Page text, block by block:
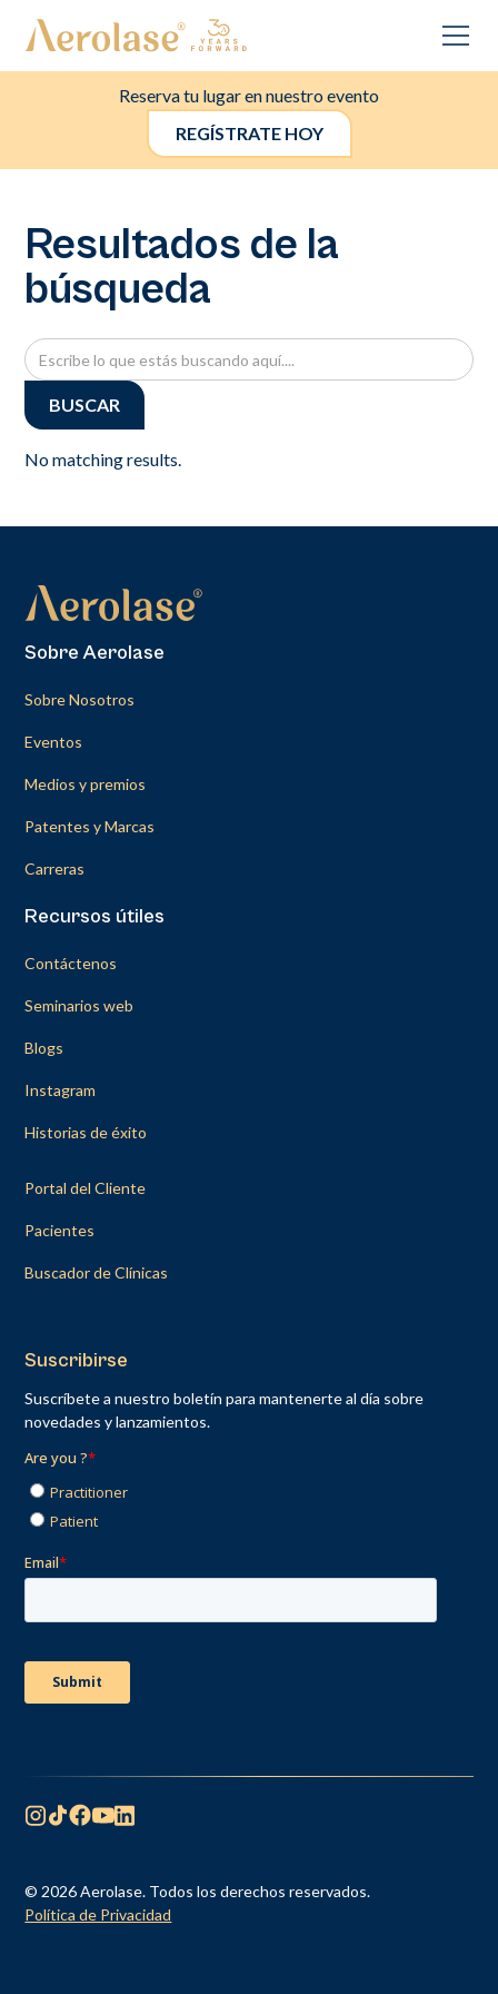
Reserva tu lugar en nuestro evento
REGÍSTRATE HOY
Resultados de la
búsqueda
No matching results.
Sobre Aerolase
Sobre Nosotros
Eventos
Medios y premios
Patentes y Marcas
Carreras
Recursos útiles
Contáctenos
Seminarios web
Blogs
Instagram
Historias de éxito
Portal del Cliente
Pacientes
Buscador de Clínicas
Suscribirse
Suscríbete a nuestro boletín para mantenerte al día sobre
novedades y lanzamientos.
© 2026 Aerolase. Todos los derechos reservados.
Política de Privacidad